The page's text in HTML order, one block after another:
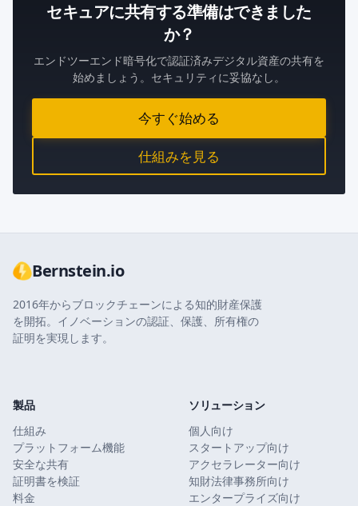
セキュアに共有する準備はできました
か？
エンドツーエンド暗号化で認証済みデジタル資産の共有を
始めましょう。セキュリティに妥協なし。
今すぐ始める
仕組みを見る
Bernstein.io
2016年からブロックチェーンによる知的財産保護
を開拓。イノベーションの認証、保護、所有権の
証明を実現します。
製品
仕組み
プラットフォーム機能
安全な共有
証明書を検証
料金
ソリューション
個人向け
スタートアップ向け
アクセラレーター向け
知財法律事務所向け
エンタープライズ向け